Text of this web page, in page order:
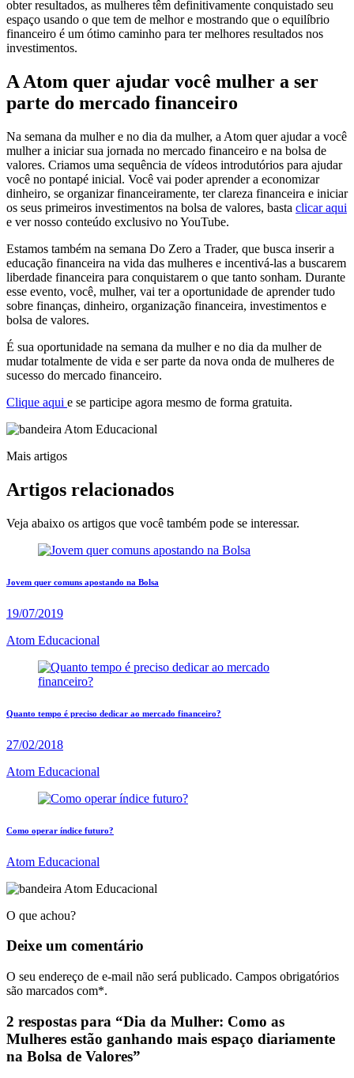
obter resultados, as mulheres têm definitivamente conquistado seu
espaço usando o que tem de melhor e mostrando que o equilíbrio
financeiro é um ótimo caminho para ter melhores resultados nos
investimentos.
A Atom quer ajudar você mulher a ser
parte do mercado financeiro
Na semana da mulher e no dia da mulher, a Atom quer ajudar a você
mulher a iniciar sua jornada no mercado financeiro e na bolsa de
valores. Criamos uma sequência de vídeos introdutórios para ajudar
você no pontapé inicial. Você vai poder aprender a economizar
dinheiro, se organizar financeiramente, ter clareza financeira e iniciar
os seus primeiros investimentos na bolsa de valores, basta clicar aqui
e ver nosso conteúdo exclusivo no YouTube.
Estamos também na semana Do Zero a Trader, que busca inserir a
educação financeira na vida das mulheres e incentivá-las a buscarem
liberdade financeira para conquistarem o que tanto sonham. Durante
esse evento, você, mulher, vai ter a oportunidade de aprender tudo
sobre finanças, dinheiro, organização financeira, investimentos e
bolsa de valores.
É sua oportunidade na semana da mulher e no dia da mulher de
mudar totalmente de vida e ser parte da nova onda de mulheres de
sucesso do mercado financeiro.
Clique aqui e se participe agora mesmo de forma gratuita.
Mais artigos
Artigos relacionados
Veja abaixo os artigos que você também pode se interessar.
Jovem quer comuns apostando na Bolsa
19/07/2019
Atom Educacional
Quanto tempo é preciso dedicar ao mercado financeiro?
27/02/2018
Atom Educacional
Como operar índice futuro?
Atom Educacional
O que achou?
Deixe um comentário
O seu endereço de e-mail não será publicado. Campos obrigatórios
são marcados com*.
2 respostas para “Dia da Mulher: Como as
Mulheres estão ganhando mais espaço diariamente
na Bolsa de Valores”